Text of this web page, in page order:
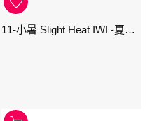
11-小暑 Slight Heat IWI -夏季-24節氣色澤鋼筆墨水